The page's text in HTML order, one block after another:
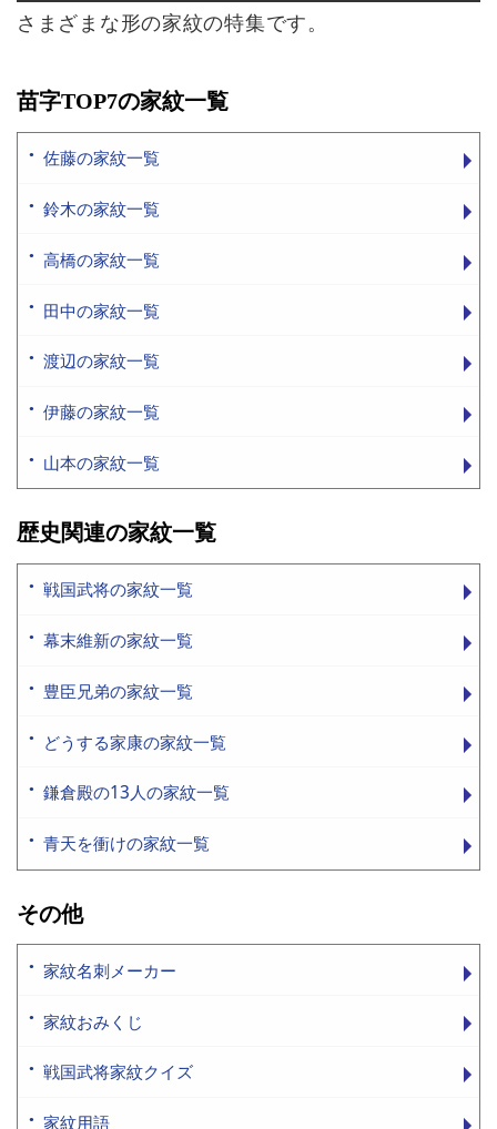
さまざまな形の家紋の特集です。
苗字TOP7の家紋一覧
佐藤の家紋一覧
鈴木の家紋一覧
高橋の家紋一覧
田中の家紋一覧
渡辺の家紋一覧
伊藤の家紋一覧
山本の家紋一覧
歴史関連の家紋一覧
戦国武将の家紋一覧
幕末維新の家紋一覧
豊臣兄弟の家紋一覧
どうする家康の家紋一覧
鎌倉殿の13人の家紋一覧
青天を衝けの家紋一覧
その他
家紋名刺メーカー
家紋おみくじ
戦国武将家紋クイズ
家紋用語